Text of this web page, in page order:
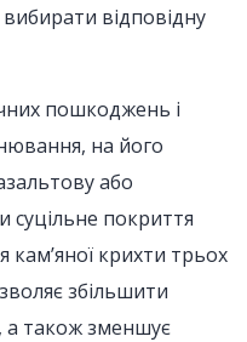
відповідну
пошкоджень і
на його
або
суцільне покриття
кам’яної крихти трьох
збільшити
а також зменшує